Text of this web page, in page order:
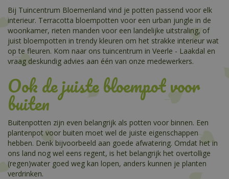
Bij Tuincentrum Bloemenland vind je potten passend voor elk
interieur. Terracotta bloempotten voor een urban jungle in de
woonkamer, rieten manden voor een landelijke uitstraling, of
juist bloempotten in trendy kleuren om het strakke interieur wat
op te fleuren. Kom naar ons tuincentrum in Veerle - Laakdal en
vraag deskundig advies aan één van onze medewerkers.
Ook de juiste bloempot voor
buiten
Buitenpotten zijn even belangrijk als potten voor binnen. Een
plantenpot voor buiten moet wel de juiste eigenschappen
hebben. Denk bijvoorbeeld aan goede afwatering. Omdat het in
ons land nog wel eens regent, is het belangrijk het overtollige
(regen)water goed weg kan lopen, anders kunnen je planten
verdrinken.